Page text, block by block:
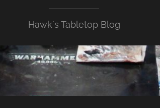
Hawk`s Tabletop Blog